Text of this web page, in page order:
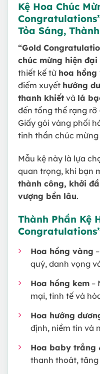
Kệ Hoa Chúc
Tỏa Sáng,
“Gold
chúc mừng hiện
thiết kế từ hoa hồng
điểm xuyết hướng
thanh khiết và lá
đến tổng thể rạng rỡ
Giấy gói vàng phối
tinh thần chúc
Mẫu kệ này là lựa
quan trọng, khi bạn
thành công, khởi
vượng bền lâu.
Thành Phần Kệ
Hoa hồng vàng
quý, danh vọng
Hoa hồng kem –
mại, tinh tế và
Hoa hướng
định, niềm tin và
Hoa baby trắng
thanh thoát,